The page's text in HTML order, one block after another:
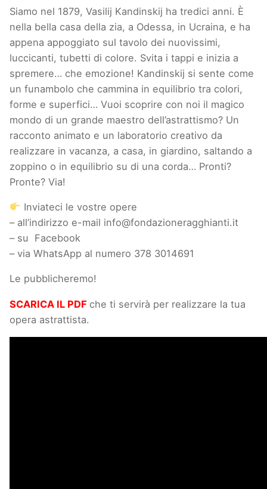
Siamo nel 1879, Vasilij Kandinskij ha tredici anni. È
nella bella casa della zia, a Odessa, in Ucraina, e ha
appena appoggiato sul tavolo dei nuovissimi,
luccicanti, tubetti di colore. Svita i tappi e inizia a
spremere… che emozione! Kandinskij si sente come
un funambolo che cammina in equilibrio tra colori,
forme e superfici… Vuoi scoprire con noi il magico
mondo di un grande maestro dell’astrattismo? Un
racconto animato e un laboratorio creativo da
realizzare in vacanza, a casa, in giardino, saltando a
zoppino o in equilibrio su di una corda… Pronti?
Pronte? Via!
Inviateci le vostre opere
– all’indirizzo e-mail info@fondazioneragghianti.it
– su Facebook
– via WhatsApp al numero 378 3014691
Le pubblicheremo!
SCARICA IL PDF che ti servirà per realizzare la tua
opera astrattista.